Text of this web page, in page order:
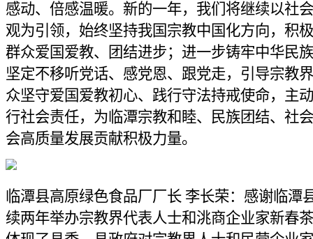
感动、倍感温暖。新的一年，我们将继续以社
观为引领，始终坚持我国宗教中国化方向，积
群众爱国爱教、团结进步；进一步铸牢中华民
坚定不移听党话、感党恩、跟党走，引导宗教
众坚守爱国爱教初心、践行守法持戒使命，主
行社会责任，为临潭宗教和睦、民族团结、社
会高质量发展贡献积极力量。
临潭县高原绿色食品厂厂长 李长荣：感谢临潭
续两年举办宗教界代表人士和洮商企业家新春